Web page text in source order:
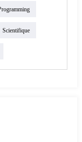
Scientifique